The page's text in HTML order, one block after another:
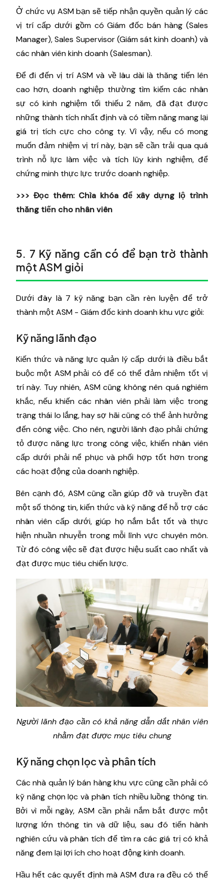
Ở chức vụ ASM bạn sẽ tiếp nhận quyền quản lý các
vị trí cấp dưới gồm có Giám đốc bán hàng (Sales
Manager), Sales Supervisor (Giám sát kinh doanh) và
các nhân viên kinh doanh (Salesman).
Để đi đến vị trí ASM và về lâu dài là thăng tiến lên
cao hơn, doanh nghiệp thường tìm kiếm các nhân
sự có kinh nghiệm tối thiếu 2 năm, đã đạt được
những thành tích nhất định và có tiềm năng mang lại
giá trị tích cực cho công ty. Vì vậy, nếu có mong
muốn đảm nhiệm vị trí này, bạn sẽ cần trải qua quá
trình nỗ lực làm việc và tích lũy kinh nghiệm, để
chứng minh thực lực trước doanh nghiệp.
>>> Đọc thêm: Chìa khóa để xây dựng lộ trình
thăng tiến cho nhân viên
5. 7 Kỹ năng cần có để bạn trờ thành
một ASM giỏi
Dưới đây là 7 kỹ năng bạn cần rèn luyện để trở
thành một ASM - Giám đốc kinh doanh khu vực giỏi:
Kỹ năng lãnh đạo
Kiến thức và năng lực quản lý cấp dưới là điều bắt
buộc một ASM phải có để có thể đảm nhiệm tốt vị
trí này. Tuy nhiên, ASM cũng không nên quá nghiêm
khắc, nếu khiến các nhân viên phải làm việc trong
trạng thái lo lắng, hay sợ hãi cũng có thể ảnh hưởng
đến công việc. Cho nên, người lãnh đạo phải chứng
tỏ được năng lực trong công việc, khiến nhân viên
cấp dưới phải nể phục và phối hợp tốt hơn trong
các hoạt động của doanh nghiệp.
Bên cạnh đó, ASM cũng cần giúp đỡ và truyền đạt
một số thông tin, kiến thức và kỹ năng để hỗ trợ các
nhân viên cấp dưới, giúp họ nắm bắt tốt và thực
hiện nhuần nhuyễn trong mỗi lĩnh vực chuyên môn.
Từ đó công việc sẽ đạt được hiệu suất cao nhất và
đạt được mục tiêu chiến lược.
Người lãnh đạo cần có khả năng dẫn dắt nhân viên
nhằm đạt được mục tiêu chung
Kỹ năng chọn lọc và phân tích
Các nhà quản lý bán hàng khu vực cũng cần phải có
kỹ năng chọn lọc và phân tích nhiều luồng thông tin.
Bởi vì mỗi ngày, ASM cần phải nắm bắt được một
lượng lớn thông tin và dữ liệu, sau đó tiến hành
nghiên cứu và phân tích để tìm ra các giá trị có khả
năng đem lại lợi ích cho hoạt động kinh doanh.
Hầu hết các quyết định mà ASM đưa ra đều có thể